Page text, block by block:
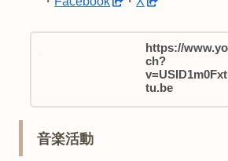
https://
ch?
tu.be
音楽活動